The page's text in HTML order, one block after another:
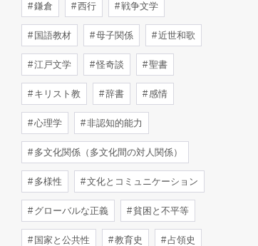
鎌倉 西行 戦争文学
国語教材 母子関係 近世和歌
江戸文学 怪奇談 聖書
キリスト教 辞書 感情
心理学 非認知的能力
多文化関係（多文化間の対人関係）
多様性 文化とコミュニケーション
グローバルな正義 貧困と不平等
国家と公共性 教育史 占領史